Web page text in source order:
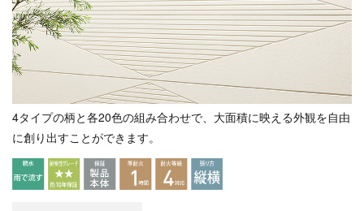
4タイプの柄と各20色の組み合わせで、大面積に映える外観を自由
に創り出すことができます。